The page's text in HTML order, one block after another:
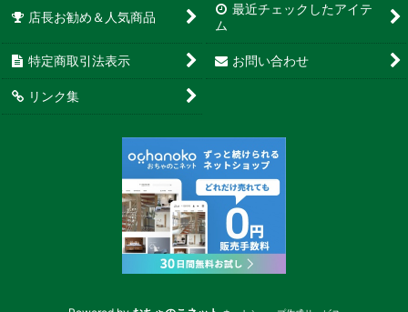
店長お勧め＆人気商品
最近チェックしたアイテ
ム
特定商取引法表示 お問い合わせ
リンク集